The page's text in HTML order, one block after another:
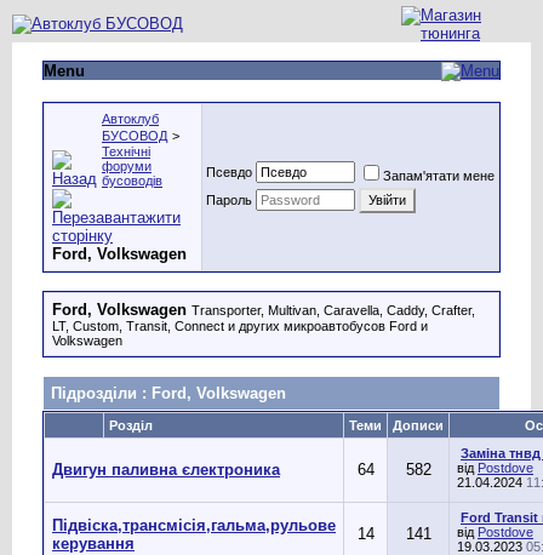
Menu
Автоклуб
БУСОВОД >
Технічні
форуми
бусоводів
Ford, Volkswagen
Псевдо
Запам'ятати мене
Пароль
Ford, Volkswagen Transporter, Multivan, Caravella, Caddy, Crafter,
LT, Custom, Transit, Connect и других микроавтобусов Ford и
Volkswagen
Підрозділи : Ford, Volkswagen
Розділ Теми Дописи
Двигун паливна єлектроника 64 582
Заміна тнвд
від Postdove
21.04.2024
Підвіска,трансмісія,гальма,рульове
керування
14 141
Ford Transit
від Postdove
19.03.2023